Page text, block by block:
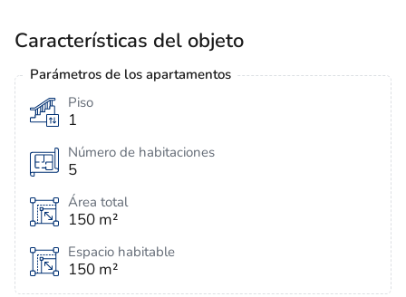
Características del objeto
Parámetros de los apartamentos
Piso
1
Número de habitaciones
5
Área total
150 m²
Espacio habitable
150 m²